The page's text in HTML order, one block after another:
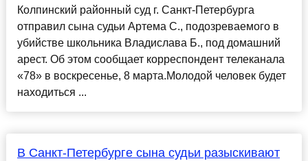
Колпинский районный суд г. Санкт-Петербурга
отправил сына судьи Артема С., подозреваемого в
убийстве школьника Владислава Б., под домашний
арест. Об этом сообщает корреспондент телеканала
«78» в воскресенье, 8 марта.Молодой человек будет
находиться ...
В Санкт-Петербурге сына судьи разыскивают